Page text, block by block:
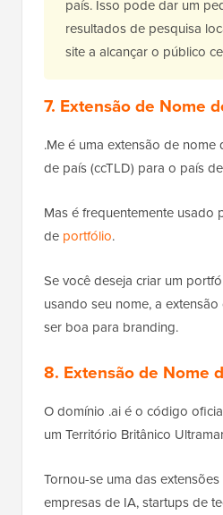
país. Isso pode dar um
resultados de pesquisa
site a alcançar o público
7. Extensão de Nome
.Me é uma extensão de
de país (ccTLD) para o país
Mas é frequentemente usado
de portfólio.
Se você deseja criar um
usando seu nome, a
ser boa para branding.
8. Extensão de Nome
O domínio .ai é o código
um Território Britânico
Tornou-se uma das
empresas de IA, startups de